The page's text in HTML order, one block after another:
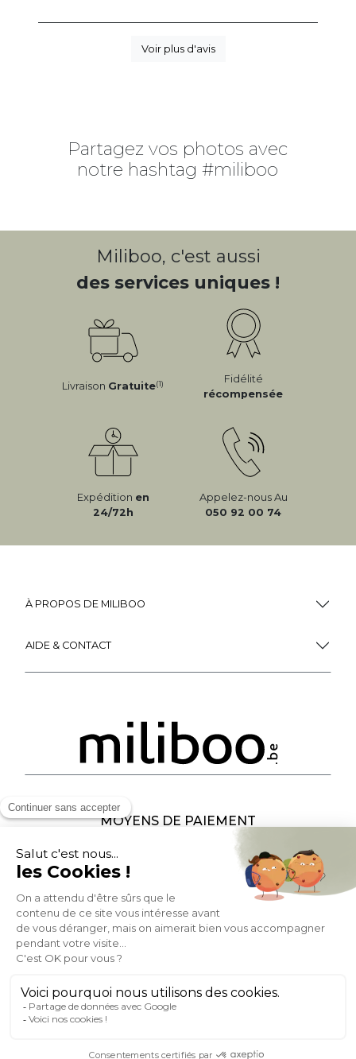
Voir plus d'avis
Partagez vos photos avec
notre hashtag #miliboo
Miliboo, c'est aussi
des services uniques !
Livraison Gratuite(1)
Fidélité
récompensée
Expédition en
24/72h
Appelez-nous Au
050 92 00 74
À PROPOS DE MILIBOO
AIDE & CONTACT
MOYENS DE PAIEMENT
SOCIAL NETWORK
© 2007-2026 Miliboo